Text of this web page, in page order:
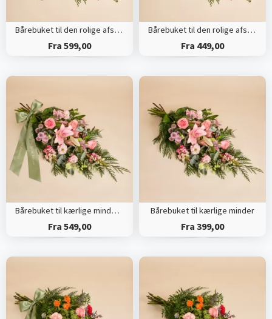
Bårebuket til den rolige afsked med bånd
Fra 599,00
Bårebuket til den rolige afsked
Fra 449,00
Bårebuket til kærlige minder med bånd
Fra 549,00
Bårebuket til kærlige minder
Fra 399,00